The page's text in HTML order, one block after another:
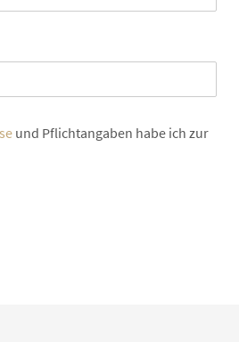
und Pflichtangaben habe ich zur